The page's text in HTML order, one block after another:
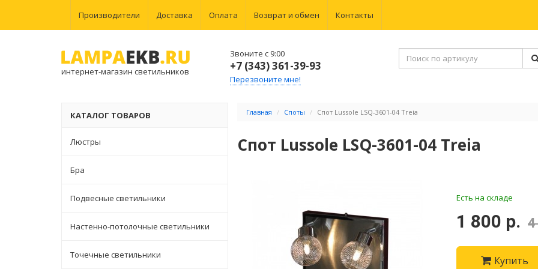
Производители Доставка Оплата Возврат и обмен Контакты
интернет-магазин светильников
Звоните с 9:00
+7 (343) 361-39-93
Перезвоните мне!
КАТАЛОГ ТОВАРОВ
Люстры
Бра
Подвесные светильники
Настенно-потолочные светильники
Точечные светильники
Главная Споты Спот Lussole LSQ-3601-04 Treia
Спот Lussole LSQ-3601-04 Treia
Есть на складе
1 800 р.
Купить